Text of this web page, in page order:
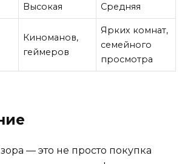
Высокая Средняя
Киноманов,
геймеров
Ярких комнат,
семейного
просмотра
— это не просто покупка